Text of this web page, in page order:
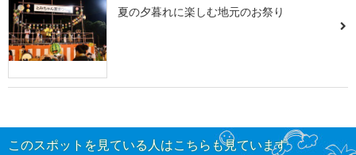
夏の夕暮れに楽しむ地元のお祭り
このスポットを見ている人はこちらも見ています